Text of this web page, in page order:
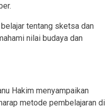
tentang sketsa dan
nilai budaya dan
Hakim menyampaikan
metode pembelajaran di